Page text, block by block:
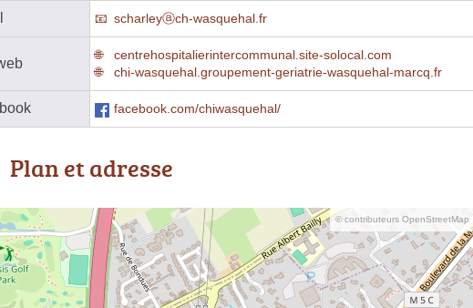
scharleyⓐch-wasquehal.fr
centrehospitalierintercommunal.site-solocal.com
chi-wasquehal.groupement-geriatrie-wasquehal-marcq.fr
facebook.com/chiwasquehal/
Plan et adresse
© contributeurs OpenStreetMap